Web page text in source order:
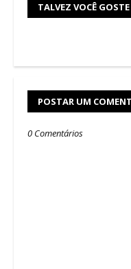
TALVEZ VOCÊ
POSTAR UM
0 Comentários